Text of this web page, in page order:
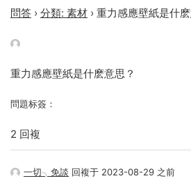
問答 › 分類: 素材 › 重力感應壁紙是什麽
重力感應壁紙是什麽意思？
問題标簽：
2 回複
一切╮免談 回複于 2023-08-29 之前